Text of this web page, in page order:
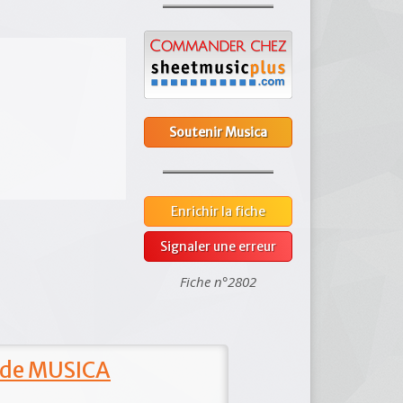
Soutenir Musica
Enrichir la fiche
Signaler une erreur
Fiche n°2802
MUSICA